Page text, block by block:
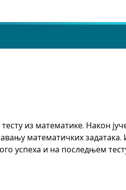
из математике. Након
математичких задатака.
успеха и на последњем